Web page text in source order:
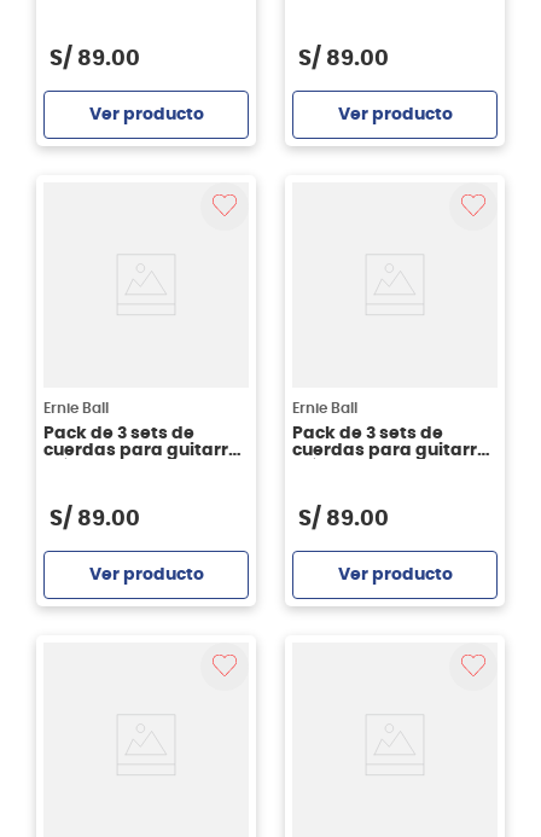
S/ 89.00
Ver producto
S/ 89.00
Ver producto
Ernie Ball
Pack de 3 sets de
cuerdas para guitarra
S/ 89.00
Ver producto
Ernie Ball
Pack de 3 sets de
cuerdas para guitarra
S/ 89.00
Ver producto